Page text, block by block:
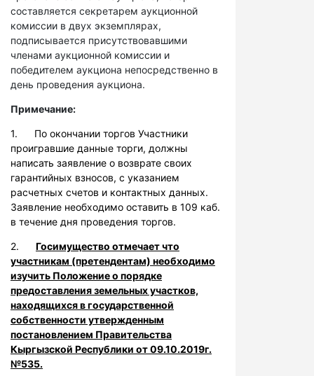
составляется секретарем аукционной
комиссии в двух экземплярах,
подписывается присутствовавшими
членами аукционной комиссии и
победителем аукциона непосредственно в
день проведения аукциона.
Примечание:
1. По окончании торгов Участники
проигравшие данные торги, должны
написать заявление о возврате своих
гарантийных взносов, с указанием
расчетных счетов и контактных данных.
Заявление необходимо оставить в 109 каб.
в течение дня проведения торгов.
2. Госимущество отмечает что
участникам (претендентам) необходимо
изучить Положение о порядке
предоставления земельных участков,
находящихся в государственной
собственности утвержденным
постановлением Правительства
Кыргызской Республики от 09.10.2019г.
№535.